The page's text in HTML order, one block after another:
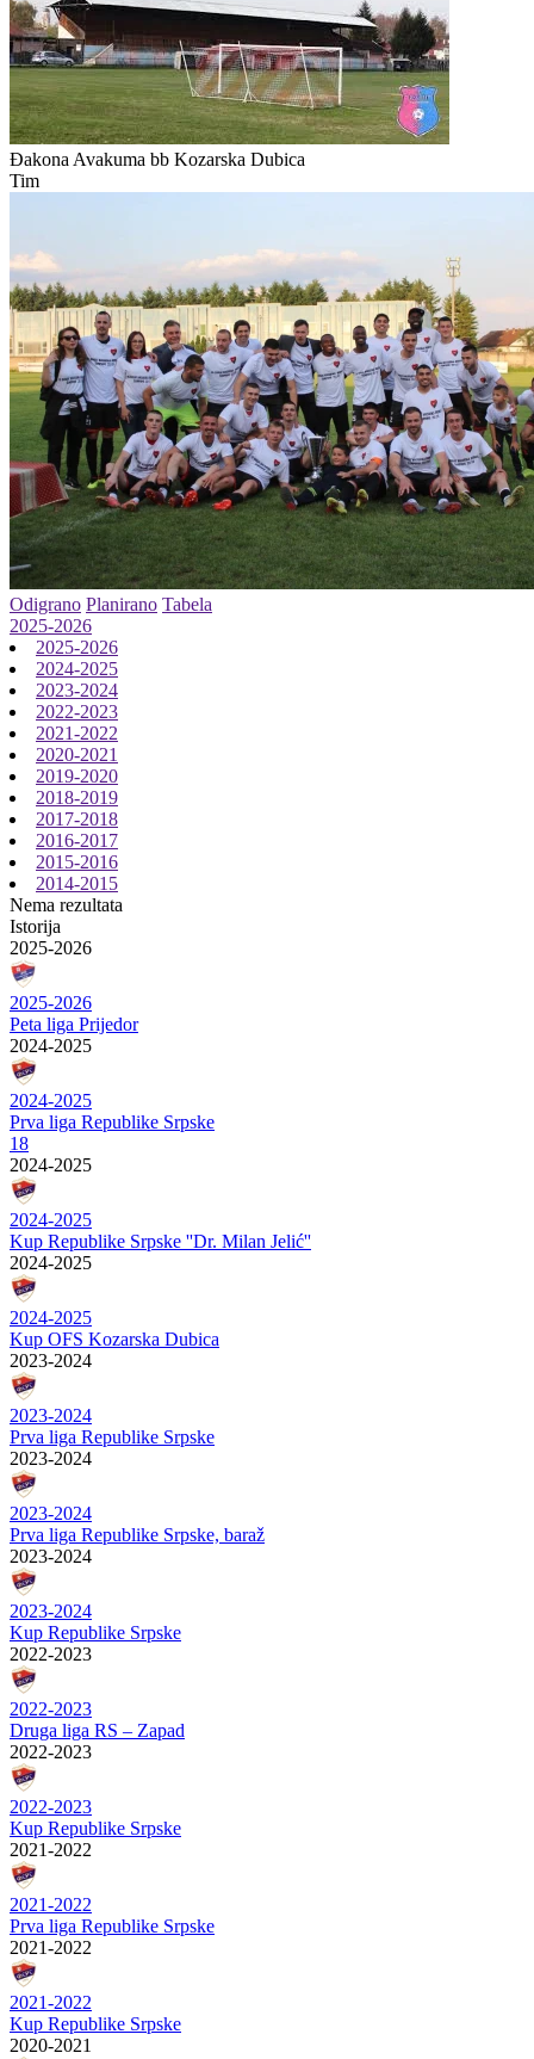
Đakona Avakuma bb Kozarska Dubica
Tim
Odigrano Planirano Tabela
2025-2026
2025-2026
2024-2025
2023-2024
2022-2023
2021-2022
2020-2021
2019-2020
2018-2019
2017-2018
2016-2017
2015-2016
2014-2015
Nema rezultata
Istorija
2025-2026
2025-2026
Peta liga Prijedor
2024-2025
2024-2025
Prva liga Republike Srpske
18
2024-2025
2024-2025
Kup Republike Srpske ''Dr. Milan Jelić''
2024-2025
2024-2025
Kup OFS Kozarska Dubica
2023-2024
2023-2024
Prva liga Republike Srpske
2023-2024
2023-2024
Prva liga Republike Srpske, baraž
2023-2024
2023-2024
Kup Republike Srpske
2022-2023
2022-2023
Druga liga RS – Zapad
2022-2023
2022-2023
Kup Republike Srpske
2021-2022
2021-2022
Prva liga Republike Srpske
2021-2022
2021-2022
Kup Republike Srpske
2020-2021